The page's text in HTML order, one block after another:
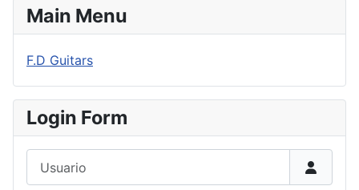
Main Menu
F.D Guitars
Login Form